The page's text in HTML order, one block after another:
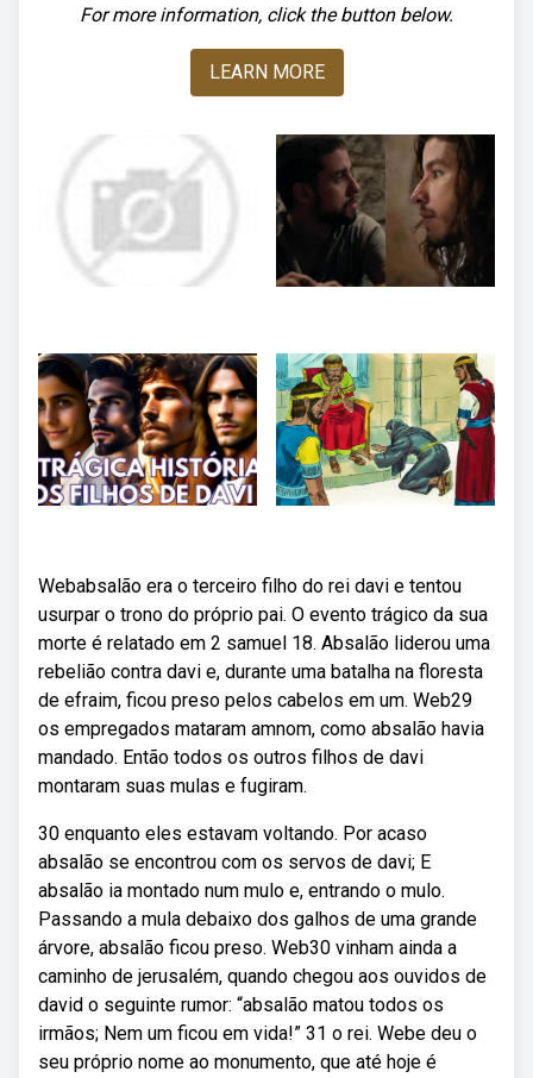
For more information, click the button below.
LEARN MORE
Webabsalão era o terceiro filho do rei davi e tentou
usurpar o trono do próprio pai. O evento trágico da sua
morte é relatado em 2 samuel 18. Absalão liderou uma
rebelião contra davi e, durante uma batalha na floresta
de efraim, ficou preso pelos cabelos em um. Web29
os empregados mataram amnom, como absalão havia
mandado. Então todos os outros filhos de davi
montaram suas mulas e fugiram.
30 enquanto eles estavam voltando. Por acaso
absalão se encontrou com os servos de davi; E
absalão ia montado num mulo e, entrando o mulo.
Passando a mula debaixo dos galhos de uma grande
árvore, absalão ficou preso. Web30 vinham ainda a
caminho de jerusalém, quando chegou aos ouvidos de
david o seguinte rumor: “absalão matou todos os
irmãos; Nem um ficou em vida!” 31 o rei. Webe deu o
seu próprio nome ao monumento, que até hoje é